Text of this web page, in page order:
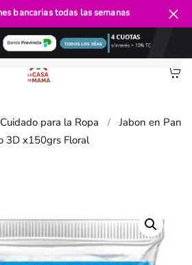
Cuidado para la Ropa
Jabon en Pan
3D x150grs Floral
bancariastodas las semanas